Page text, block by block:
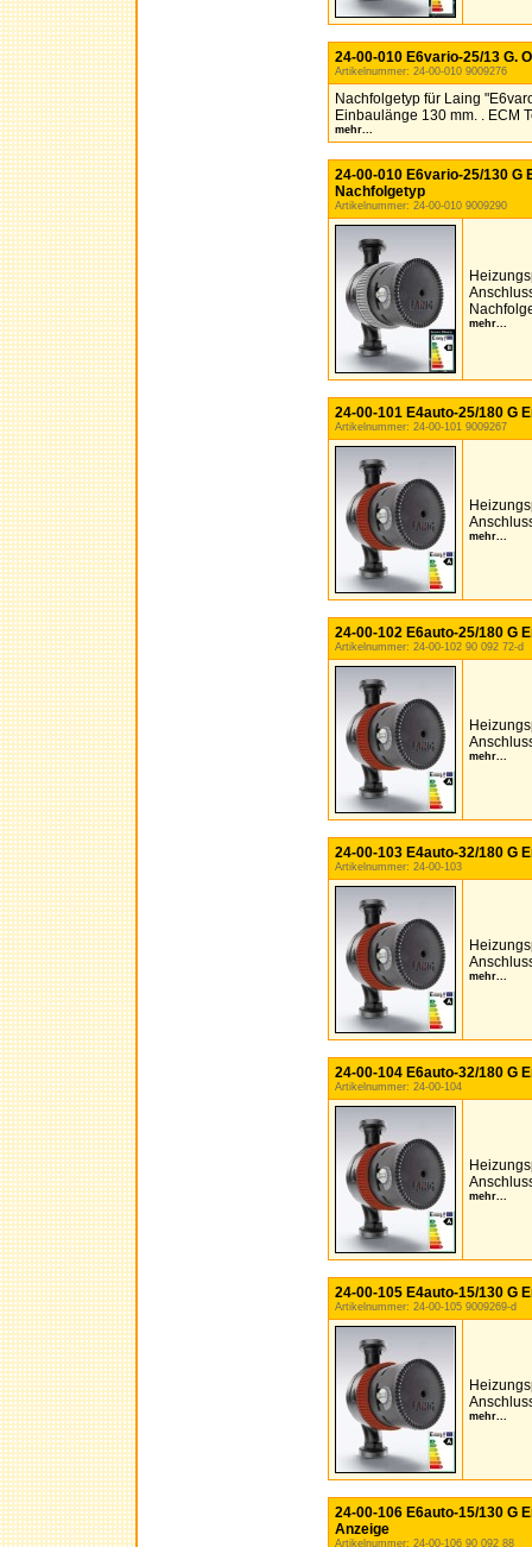
24-00-010 E6vario-25/13 G.
Artikelnummer: 24-00-010 9009276
Nachfolgetyp für Laing
Einbaulänge 130 mm. . ECM
mehr...
24-00-010 E6vario-25/130 G
Nachfolgetyp
Artikelnummer: 24-00-010 9009290
mehr...
24-00-101 E4auto-25/180 G
Artikelnummer: 24-00-101 9009267
mehr...
24-00-102 E6auto-25/180 G
Artikelnummer: 24-00-102 90 092 72-d
mehr...
24-00-103 E4auto-32/180 G
Artikelnummer: 24-00-103
mehr...
24-00-104 E6auto-32/180 G
Artikelnummer: 24-00-104
mehr...
24-00-105 E4auto-15/130 G
Artikelnummer: 24-00-105 9009269-d
mehr...
24-00-106 E6auto-15/130 G
Anzeige
Artikelnummer: 24-00-106 90 092 88